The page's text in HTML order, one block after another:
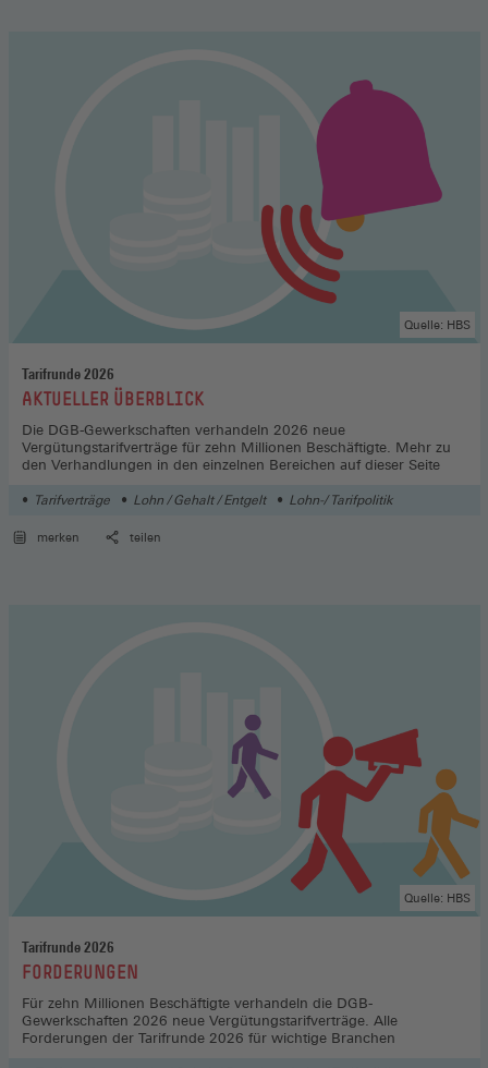
Tarifrunde 2026
:AKTUELLER ÜBERBLICK
Die DGB-Gewerkschaften verhandeln 2026 neue
Vergütungstarifverträge für zehn Millionen Beschäftigte. Mehr zu
den Verhandlungen in den einzelnen Bereichen auf dieser Seite
Quelle: HBS
Tarifverträge Lohn / Gehalt / Entgelt Lohn-/ Tarifpolitik
merken teilen
Tarifrunde 2026
:FORDERUNGEN
Für zehn Millionen Beschäftigte verhandeln die DGB-
Gewerkschaften 2026 neue Vergütungstarifverträge. Alle
Forderungen der Tarifrunde 2026 für wichtige Branchen
Quelle: HBS